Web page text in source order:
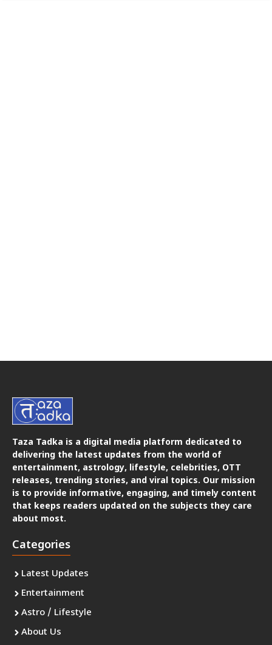
Taza Tadka is a digital media platform dedicated to
delivering the latest updates from the world of
entertainment, astrology, lifestyle, celebrities, OTT
releases, trending stories, and viral topics. Our mission
is to provide informative, engaging, and timely content
that keeps readers updated on the subjects they care
about most.
Categories
Latest Updates
Entertainment
Astro / Lifestyle
About Us